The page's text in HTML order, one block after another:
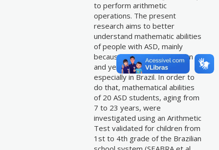
to perform arithmetic
operations. The present
research aims to better
understand mathematic abilities
of people with ASD, mainly
because this area is still open
and yet little explored,
especially in Brazil. In order to
do that, mathematical abilities
of 20 ASD students, aging from
7 to 23 years, were
investigated using an Arithmetic
Test validated for children from
1st to 4th grade of the Brazilian